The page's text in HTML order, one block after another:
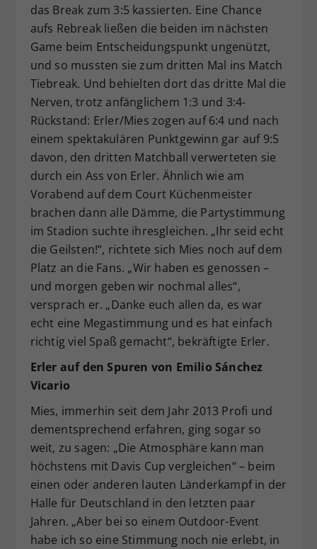
das Break zum 3:5 kassierten. Eine Chance
aufs Rebreak ließen die beiden im nächsten
Game beim Entscheidungspunkt ungenützt,
und so mussten sie zum dritten Mal ins Match
Tiebreak. Und behielten dort das dritte Mal die
Nerven, trotz anfänglichem 1:3 und 3:4-
Rückstand: Erler/Mies zogen auf 6:4 und nach
einem spektakulären Punktgewinn gar auf 9:5
davon, den dritten Matchball verwerteten sie
durch ein Ass von Erler. Ähnlich wie am
Vorabend auf dem Court Küchenmeister
brachen dann alle Dämme, die Partystimmung
im Stadion suchte ihresgleichen. „Ihr seid echt
die Geilsten!“, richtete sich Mies noch auf dem
Platz an die Fans. „Wir haben es genossen –
und morgen geben wir nochmal alles“,
versprach er. „Danke euch allen da, es war
echt eine Megastimmung und es hat einfach
richtig viel Spaß gemacht“, bekräftigte Erler.
Erler auf den Spuren von Emilio Sánchez
Vicario
Mies, immerhin seit dem Jahr 2013 Profi und
dementsprechend erfahren, ging sogar so
weit, zu sagen: „Die Atmosphäre kann man
höchstens mit Davis Cup vergleichen“ – beim
einen oder anderen lauten Länderkampf in der
Halle für Deutschland in den letzten paar
Jahren. „Aber bei so einem Outdoor-Event
habe ich so eine Stimmung noch nie erlebt, in